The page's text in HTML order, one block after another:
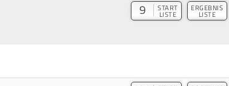
9 START
LISTE
ERGEBNIS
LISTE